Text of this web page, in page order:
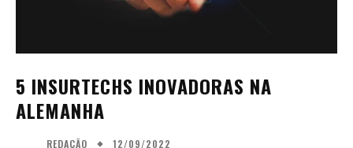
5 INSURTECHS INOVADORAS NA
ALEMANHA
REDAÇÃO 12/09/2022